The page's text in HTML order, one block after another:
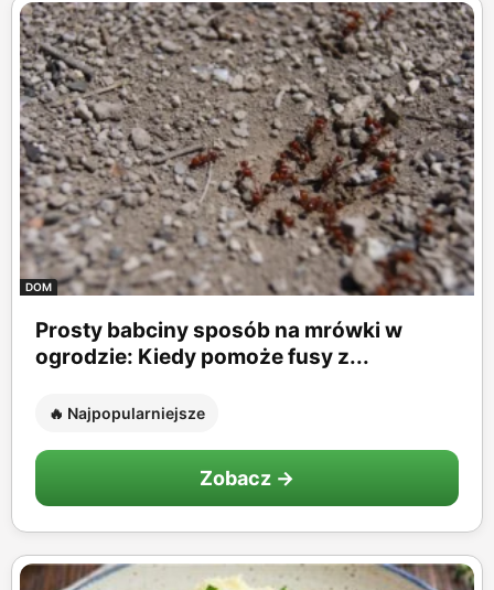
DOM
Prosty babciny sposób na mrówki w
ogrodzie: Kiedy pomoże fusy z...
🔥 Najpopularniejsze
Zobacz →